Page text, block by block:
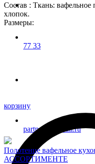
Состав : Ткань: вафельное
хлопок.
Размеры:
корзину
Полотенце вафельное
АССОРТИМЕНТЕ
77 33
partner37@mail.ru